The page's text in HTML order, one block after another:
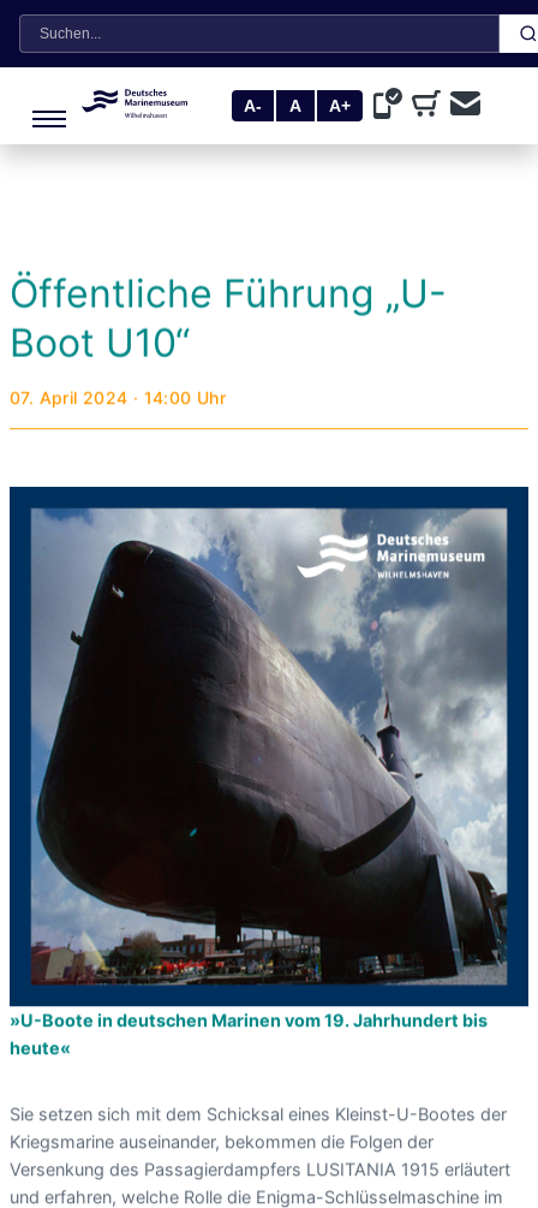
Suche
A- A A+
Öffentliche Führung „U-
Boot U10“
07. April 2024 · 14:00 Uhr
»U-Boote in deutschen Marinen vom 19. Jahrhundert bis
heute«
Sie setzen sich mit dem Schicksal eines Kleinst-U-Bootes der
Kriegsmarine auseinander, bekommen die Folgen der
Versenkung des Passagierdampfers LUSITANIA 1915 erläutert
und erfahren, welche Rolle die Enigma-Schlüsselmaschine im